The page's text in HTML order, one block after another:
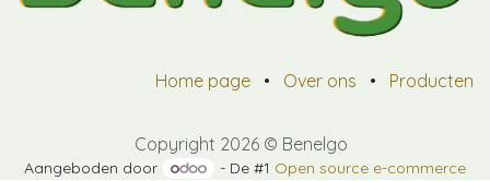
Home page • Over ons • Producten
Copyright 2026 © Benelgo
Aangeboden door - De #1 Open source e-commerce